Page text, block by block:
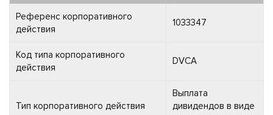
Референс корпоративного
действия
1033347
Код типа корпоративного
действия
DVCA
Тип корпоративного действия
Выплата
дивидендов в виде